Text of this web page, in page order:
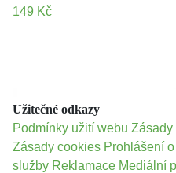
149 Kč
Užitečné odkazy
Podmínky užití webu Zásady
Zásady cookies Prohlášení
služby Reklamace Mediální